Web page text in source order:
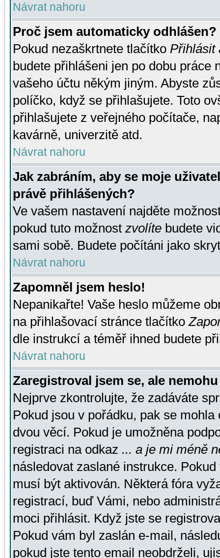
Návrat nahoru
Proč jsem automaticky odhlášen?
Pokud nezaškrtnete tlačítko Přihlásit
budete přihlášeni jen po dobu práce
vašeho účtu někým jiným. Abyste
políčko, když se přihlašujete. Toto
přihlašujete z veřejného počítače,
kavárně, univerzitě atd.
Návrat nahoru
Jak zabráním, aby se moje
právě přihlášených?
Ve vašem nastavení najděte
pokud tuto možnost zvolíte budete
sami sobě. Budete počítáni jako
Návrat nahoru
Zapomněl jsem heslo!
Nepanikařte! Vaše heslo můžeme
na přihlašovací stránce tlačítko
dle instrukcí a téměř ihned budete
Návrat nahoru
Zaregistroval jsem se, ale
Nejprve zkontrolujte, že zadáváte
Pokud jsou v pořádku, pak se
dvou věcí. Pokud je umožněna
registraci na odkaz ... a je mi méně
následovat zaslané instrukce.
musí být aktivován. Některá fóra
registrací, buď Vámi, nebo
moci přihlásit. Když jste se
Pokud vám byl zaslán e-mail,
pokud jste tento email neobdrželi,